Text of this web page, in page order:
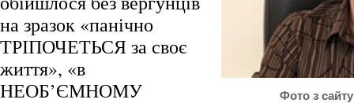
Фото з
на зразок «панічно
ТРІПОЧЕТЬСЯ за своє
життя», «в
НЕОБ’ЄМНОМУ